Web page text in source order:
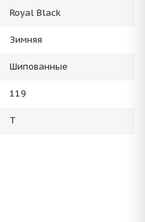
Royal Black
Зимняя
Шипованные
119
T